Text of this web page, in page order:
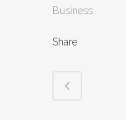
Business
Share